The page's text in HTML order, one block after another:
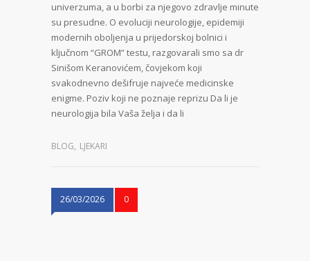
univerzuma, a u borbi za njegovo zdravlje minute
su presudne. O evoluciji neurologije, epidemiji
modernih oboljenja u prijedorskoj bolnici i
ključnom “GROM” testu, razgovarali smo sa dr
Sinišom Keranovićem, čovjekom koji
svakodnevno dešifruje najveće medicinske
enigme. Poziv koji ne poznaje reprizu Da li je
neurologija bila Vaša želja i da li
BLOG, LJEKARI
26/03/2026 0